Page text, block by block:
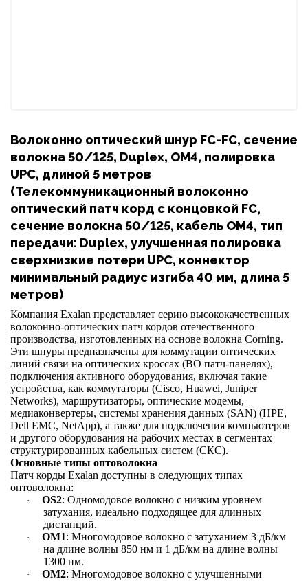
Волоконно оптический шнур FC-FC, сечение
волокна 50/125, Duplex, OM4, полировка
UPC, длиной 5 метров
(Телекоммуникационный волоконно
оптический патч корд с концовкой FC,
сечение волокна 50/125, кабель OM4, тип
передачи: Duplex, улучшенная полировка
сверхнизкие потери UPC, коннектор
минимальный радиус изгиба 40 мм, длина 5
метров)
Компания Exalan представляет серию высококачественных
волоконно-оптических патч кордов отечественного
производства, изготовленных на основе волокна Corning.
Эти шнуры предназначены для коммутации оптических
линий связи на оптических кроссах (ВО патч-панелях),
подключения активного оборудования, включая такие
устройства, как коммутаторы (Cisco, Huawei, Juniper
Networks), маршрутизаторы, оптические модемы,
медиаконвертеры, системы хранения данных (SAN) (HPE,
Dell EMC, NetApp), а также для подключения компьютеров
и другого оборудования на рабочих местах в сегментах
структурированных кабельных систем (СКС).
Основные типы оптоволокна
Патч корды Exalan доступны в следующих типах
оптоволокна:
· OS2: Одномодовое волокно с низким уровнем
затухания, идеально подходящее для длинных
дистанций.
· OM1: Многомодовое волокно с затуханием 3 дБ/км
на длине волны 850 нм и 1 дБ/км на длине волны
1300 нм.
· OM2: Многомодовое волокно с улучшенными